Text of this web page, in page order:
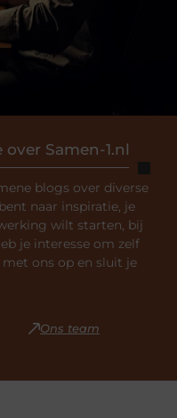
Samen-1.nl
blogs over diverse
naar inspiratie, je
wilt starten, bij
je interesse om zelf
ons op en sluit je
Ons team